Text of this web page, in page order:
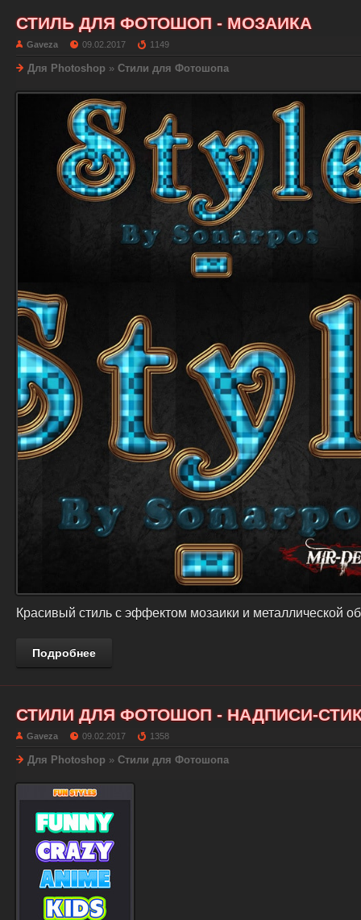
СТИЛЬ ДЛЯ ФОТОШОП - МОЗАИКА
Gaveza 09.02.2017 1149
Для Photoshop » Стили для Фотошопа
Красивый стиль с эффектом мозаики и металлической
Подробнее
СТИЛИ ДЛЯ ФОТОШОП - НАДПИСИ-
Gaveza 09.02.2017 1358
Для Photoshop » Стили для Фотошопа